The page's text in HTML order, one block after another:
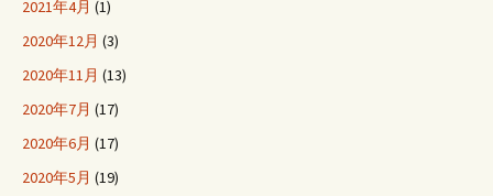
2021年4月 (1)
2020年12月 (3)
2020年11月 (13)
2020年7月 (17)
2020年6月 (17)
2020年5月 (19)